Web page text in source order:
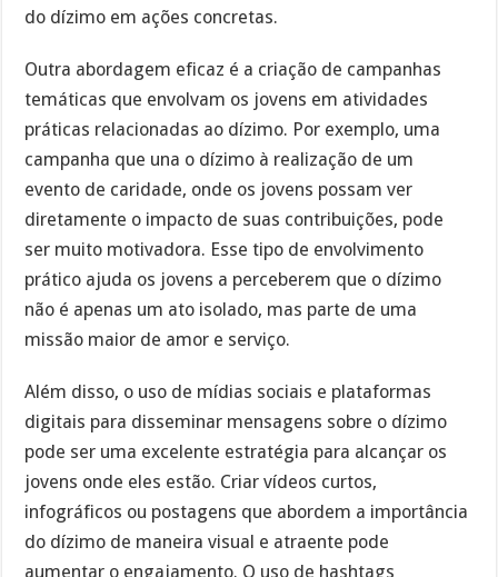
do dízimo em ações concretas.
Outra abordagem eficaz é a criação de campanhas
temáticas que envolvam os jovens em atividades
práticas relacionadas ao dízimo. Por exemplo, uma
campanha que una o dízimo à realização de um
evento de caridade, onde os jovens possam ver
diretamente o impacto de suas contribuições, pode
ser muito motivadora. Esse tipo de envolvimento
prático ajuda os jovens a perceberem que o dízimo
não é apenas um ato isolado, mas parte de uma
missão maior de amor e serviço.
Além disso, o uso de mídias sociais e plataformas
digitais para disseminar mensagens sobre o dízimo
pode ser uma excelente estratégia para alcançar os
jovens onde eles estão. Criar vídeos curtos,
infográficos ou postagens que abordem a importância
do dízimo de maneira visual e atraente pode
aumentar o engajamento. O uso de hashtags